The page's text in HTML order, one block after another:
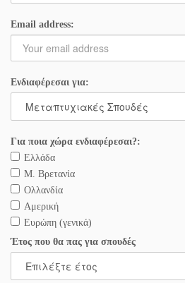
Email address:
Ενδιαφέρεσαι για:
Για ποια χώρα ενδιαφέρεσαι?:
Ελλάδα
Μ. Βρετανία
Ολλανδία
Αμερική
Ευρώπη (γενικά)
Έτος που θα πας για σπουδές